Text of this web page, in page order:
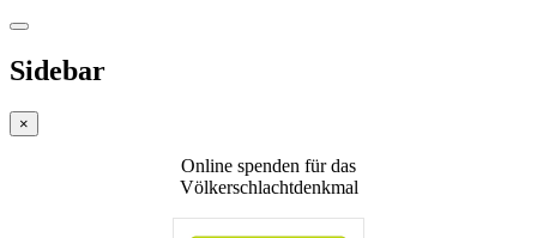
Sidebar
×
Online spenden für das
Völkerschlachtdenkmal